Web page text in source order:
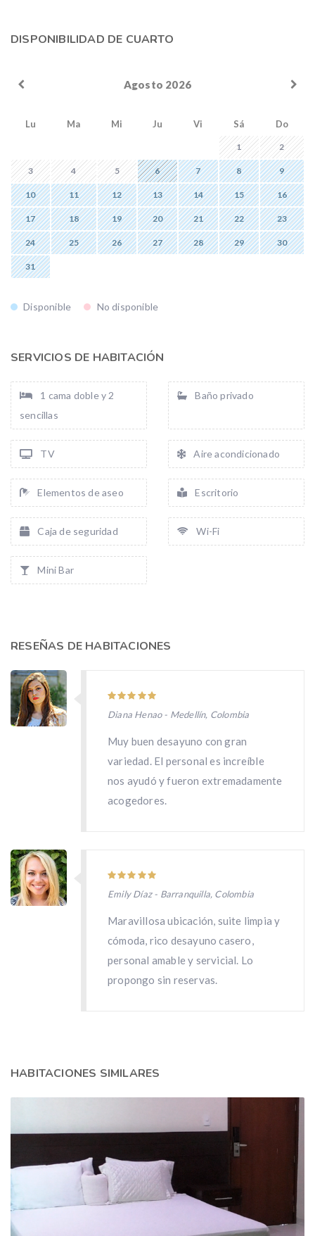
DISPONIBILIDAD DE CUARTO
Agosto 2026
Lu Ma Mi Ju Vi Sá Do
1 2
3 4 5 6 7 8 9
10 11 12 13 14 15 16
17 18 19 20 21 22 23
24 25 26 27 28 29 30
31
Disponible No disponible
SERVICIOS DE HABITACIÓN
1 cama doble y 2
sencillas
Baño privado
TV Aire acondicionado
Elementos de aseo Escritorio
Caja de seguridad Wi-Fi
Mini Bar
RESEÑAS DE HABITACIONES
Diana Henao - Medellín, Colombia
Muy buen desayuno con gran
variedad. El personal es increíble
nos ayudó y fueron extremadamente
acogedores.
Emily Díaz - Barranquilla, Colombia
Maravillosa ubicación, suite limpia y
cómoda, rico desayuno casero,
personal amable y servicial. Lo
propongo sin reservas.
HABITACIONES SIMILARES